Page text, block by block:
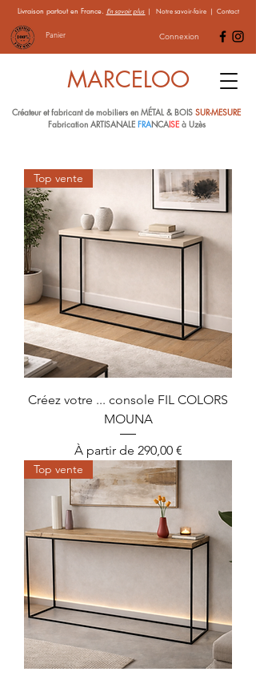
Livraison partout en France. En savoir plus | Notre savoir-faire| Contact
Panier Connexion
MARCELOO
Créateur et fabricant de mobiliers en MÉTAL & BOIS SUR-MESURE
Fabrication ARTISANALE FRANCAISEà Uzès
Top vente
Créez votre ... console FIL COLORS
MOUNA
À partir de 290,00 €
Prix promotionnel
Top vente